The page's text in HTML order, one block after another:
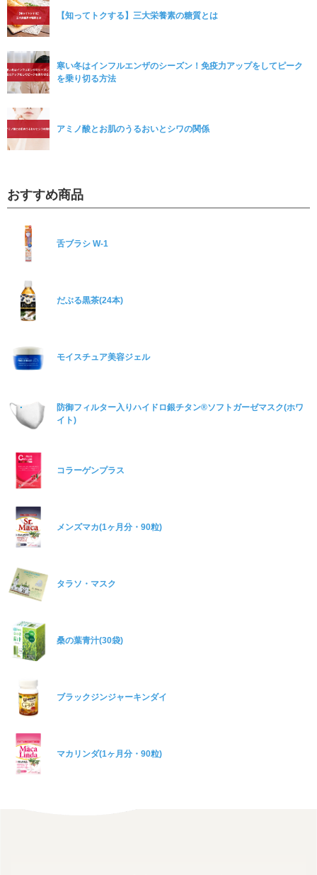
【知ってトクする】三大栄養素の糖質とは
寒い冬はインフルエンザのシーズン！免疫力アップをしてピーク
を乗り切る方法
アミノ酸とお肌のうるおいとシワの関係
おすすめ商品
舌ブラシ W-1
だぶる黒茶(24本)
モイスチュア美容ジェル
防御フィルター入りハイドロ銀チタン®ソフトガーゼマスク(ホワ
イト)
コラーゲンプラス
メンズマカ(1ヶ月分・90粒)
タラソ・マスク
桑の葉青汁(30袋)
ブラックジンジャーキンダイ
マカリンダ(1ヶ月分・90粒)